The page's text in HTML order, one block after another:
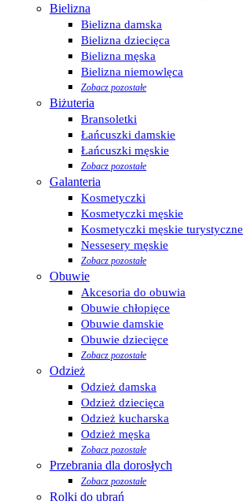
Bielizna
Bielizna damska
Bielizna dziecięca
Bielizna męska
Bielizna niemowlęca
Zobacz pozostałe
Biżuteria
Bransoletki
Łańcuszki damskie
Łańcuszki męskie
Zobacz pozostałe
Galanteria
Kosmetyczki
Kosmetyczki męskie
Kosmetyczki męskie turystyczne
Nessesery męskie
Zobacz pozostałe
Obuwie
Akcesoria do obuwia
Obuwie chłopięce
Obuwie damskie
Obuwie dziecięce
Zobacz pozostałe
Odzież
Odzież damska
Odzież dziecięca
Odzież kucharska
Odzież męska
Zobacz pozostałe
Przebrania dla dorosłych
Zobacz pozostałe
Rolki do ubrań